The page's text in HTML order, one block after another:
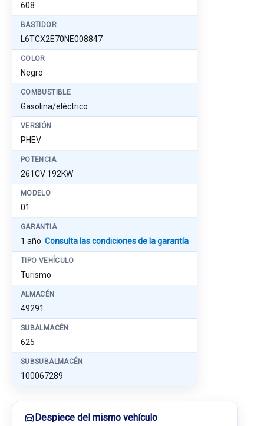
608
BASTIDOR
L6TCX2E70NE008847
COLOR
Negro
COMBUSTIBLE
Gasolina/eléctrico
VERSIÓN
PHEV
POTENCIA
261CV 192KW
MODELO
01
GARANTIA
1 año Consulta las condiciones de la garantía
TIPO VEHÍCULO
Turismo
ALMACÉN
49291
SUBALMACÉN
625
SUBSUBALMACÉN
100067289
Despiece del mismo vehículo